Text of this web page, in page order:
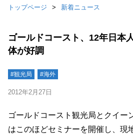
トップページ 新着ニュース
ゴールドコースト、12年日本
体が好調
#観光局 #海外
2012年2月27日
ゴールドコースト観光局とクイー
はこのほどセミナーを開催し、現